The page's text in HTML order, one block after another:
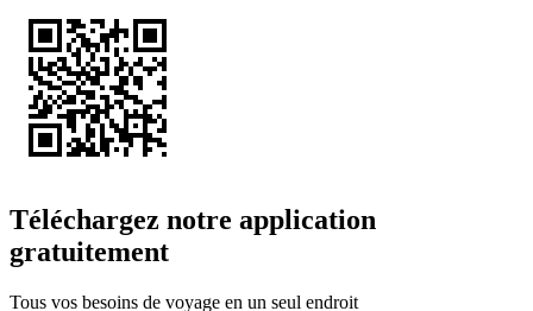
Téléchargez notre application
gratuitement
Tous vos besoins de voyage en un seul endroit